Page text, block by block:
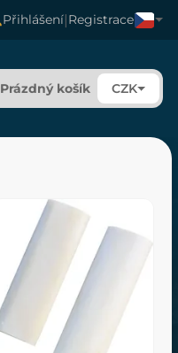
Přihlášení|Registrace
Prázdný košík CZK